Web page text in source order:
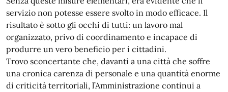
servizio non potesse essere svolto in modo efficace. Il
risultato è sotto gli occhi di tutti: un lavoro mal
organizzato, privo di coordinamento e incapace di
produrre un vero beneficio per i cittadini.
Trovo sconcertante che, davanti a una città che soffre
una cronica carenza di personale e una quantità enorme
di criticità territoriali, l’Amministrazione continui a